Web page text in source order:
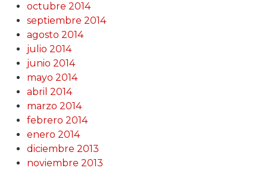
octubre 2014
septiembre 2014
agosto 2014
julio 2014
junio 2014
mayo 2014
abril 2014
marzo 2014
febrero 2014
enero 2014
diciembre 2013
noviembre 2013